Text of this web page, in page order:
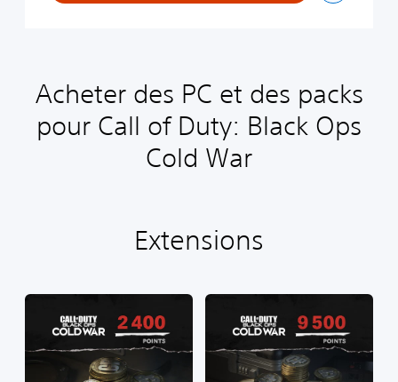
Acheter des PC et des packs
pour Call of Duty: Black Ops
Cold War
Extensions